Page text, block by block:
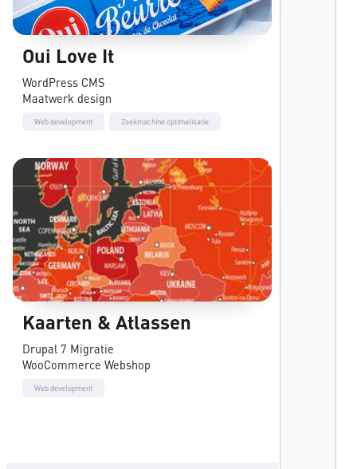
Oui Love It
WordPress CMS
Maatwerk design
Web development Zoekmachine optimalisatie
Kaarten & Atlassen
Drupal 7 Migratie
WooCommerce Webshop
Web development